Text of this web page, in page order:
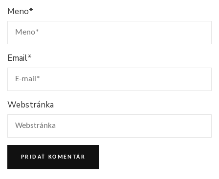
Meno*
Email*
Webstránka